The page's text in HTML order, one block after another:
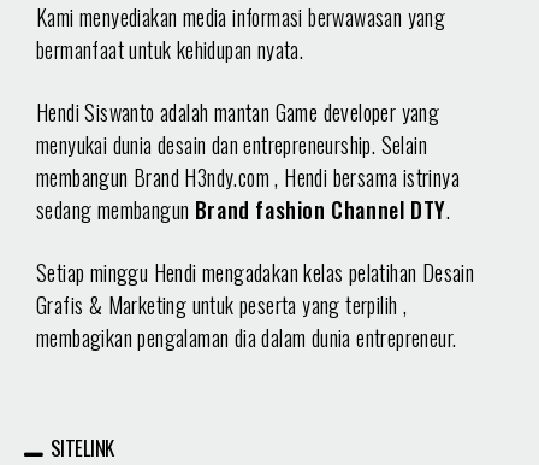
Kami menyediakan media informasi berwawasan yang
bermanfaat untuk kehidupan nyata.
Hendi Siswanto adalah mantan Game developer yang
menyukai dunia desain dan entrepreneurship. Selain
membangun Brand H3ndy.com , Hendi bersama istrinya
sedang membangun Brand fashion Channel DTY.
Setiap minggu Hendi mengadakan kelas pelatihan Desain
Grafis & Marketing untuk peserta yang terpilih ,
membagikan pengalaman dia dalam dunia entrepreneur.
SITELINK